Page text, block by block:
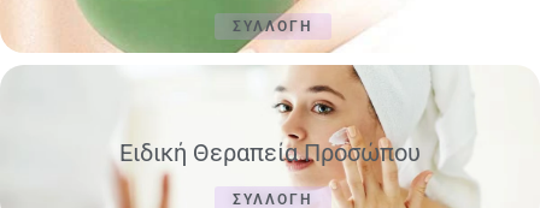
ΣΥΛΛΟΓΗ
Ειδική Θεραπεία Προσώπου
ΣΥΛΛΟΓΗ